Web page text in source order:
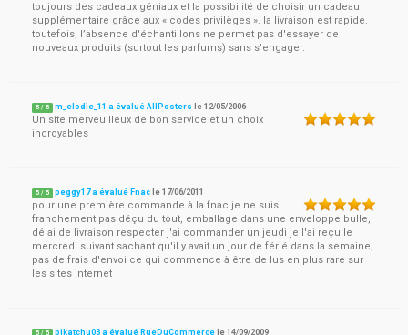
toujours des cadeaux géniaux et la possibilité de choisir un cadeau
supplémentaire grâce aux « codes privilèges ». la livraison est rapide.
toutefois, l’absence d'échantillons ne permet pas d'essayer de
nouveaux produits (surtout les parfums) sans s’engager.
5 / 5 m_elodie_11 a évalué AllPosters le12/05/2006
Un site merveuilleux de bon service et un choix
incroyables
5 / 5 peggy17 a évalué Fnac le17/06/2011
pour une première commande à la fnac je ne suis
franchement pas déçu du tout, emballage dans une enveloppe bulle,
délai de livraison respecter j'ai commander un jeudi je l'ai reçu le
mercredi suivant sachant qu'il y avait un jour de férié dans la semaine,
pas de frais d'envoi ce qui commence à être de lus en plus rare sur
les sites internet
5 / 5 pikatchu03 a évalué RueDuCommerce le14/09/2009